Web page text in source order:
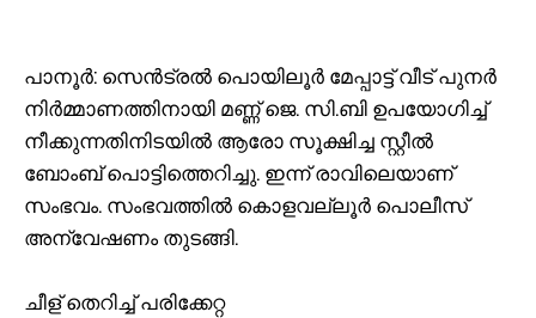
പാനൂർ: സെൻട്രൽ പൊയിലൂർ മേപ്പാട്ട് വീട് പുനർ
നിർമ്മാണത്തിനായി മണ്ണ് ജെ. സി.ബി ഉപയോഗിച്ച്
നീക്കുന്നതിനിടയിൽ ആരോ സൂക്ഷിച്ച സ്റ്റീൽ
ബോംബ് പൊട്ടിത്തെറിച്ചു. ഇന്ന് രാവിലെയാണ്
സംഭവം. സംഭവത്തിൽ കൊളവല്ലൂർ പൊലീസ്
അന്വേഷണം തുടങ്ങി.
ചീള് തെറിച്ച് പരിക്കേറ്റ